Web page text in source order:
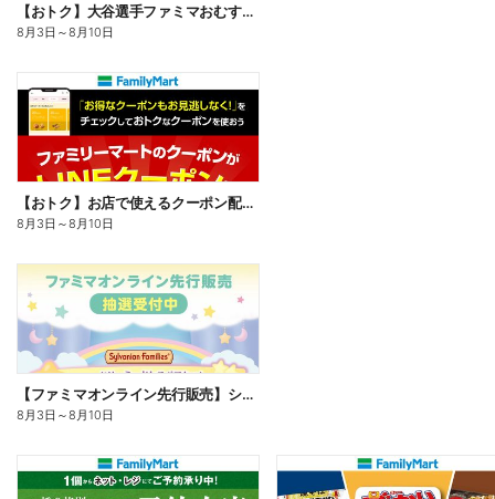
【おトク】大谷選手ファミマおむすび割
8月3日 ～8月10日
【おトク】お店で使えるクーポン配信中
8月3日 ～8月10日
【ファミマオンライン先行販売】シルバニアファミリー
8月3日 ～8月10日